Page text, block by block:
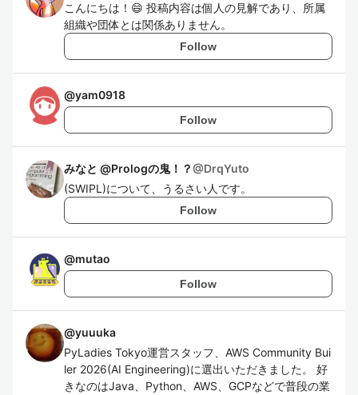
こんにちは！😄 投稿内容は個人の見解であり、所属
組織や団体とは関係ありません。
Follow
@yam0918
Follow
みなと @Prologの鬼！？@DrqYuto
(SWIPL)について、うるさい人です。
Follow
@mutao
Follow
@yuuuka
PyLadies Tokyo運営スタッフ、AWS Community Bui
ler 2026(AI Engineering)に選出いただきました。 好
きなのはJava、Python、AWS、GCPなどで普段の業